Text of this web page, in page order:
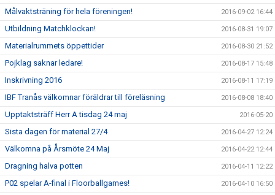
Målvaktsträning för hela föreningen! 2016-09-02 16:44
Utbildning Matchklockan! 2016-08-31 19:07
Materialrummets öppettider 2016-08-30 21:52
Pojklag saknar ledare! 2016-08-17 15:48
Inskrivning 2016 2016-08-11 17:19
IBF Tranås välkomnar föräldrar till föreläsning 2016-08-08 18:40
Upptaktsträff Herr A tisdag 24 maj 2016-05-20
Sista dagen för material 27/4 2016-04-27 12:24
Välkomna på Årsmöte 24 Maj 2016-04-22 12:44
Dragning halva potten 2016-04-11 12:22
P02 spelar A-final i Floorballgames! 2016-04-10 16:50